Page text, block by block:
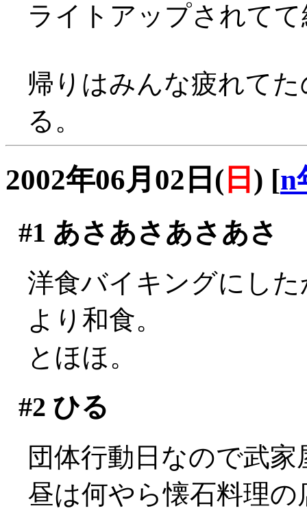
ライトアップされて
帰りはみんな疲れて
る。
2002年06月02日( 日 ) [n
#1 あさあさあさあさ
洋食バイキングにし
より和食。
とほほ。
#2 ひる
団体行動日なので武
昼は何やら懐石料理